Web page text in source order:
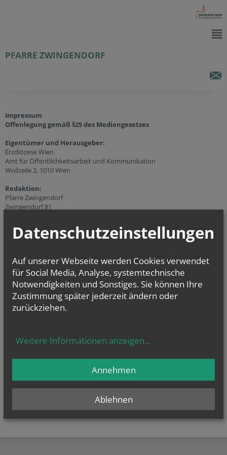
PFARRE ZWINGENDORF
Impressum
Offenlegung gemäß §25 des Mediengesetzes
Eigentümer und Herausgeber:
Erzdiözese Wien
Amt für Öffentlichkeitsarbeit und Kommunikation
Wollzeile 2, 1010 Wien
Redaktion:
Pfarre Zwingendorf
Zwingendorf 81
E-Mail:pfarre.grossharras@katholischekirche.at
Diese Seite ist der Webauftritt von Pfarre Zwingendorf im Rahmen des
Webportals der Erzdiözese Wien.
Datenschutzerklärung
Barrierefreiheitserklärung
Datenschutzeinstellungen
Auf unserer Webseite werden Cookies verwendet
für Social Media, Analyse, systemtechnische
Notwendigkeiten und Sonstiges. Sie können Ihre
Zustimmung später jederzeit ändern oder
zurückziehen.
Weitere Informationen anzeigen...
Ablehnen
Annehmen